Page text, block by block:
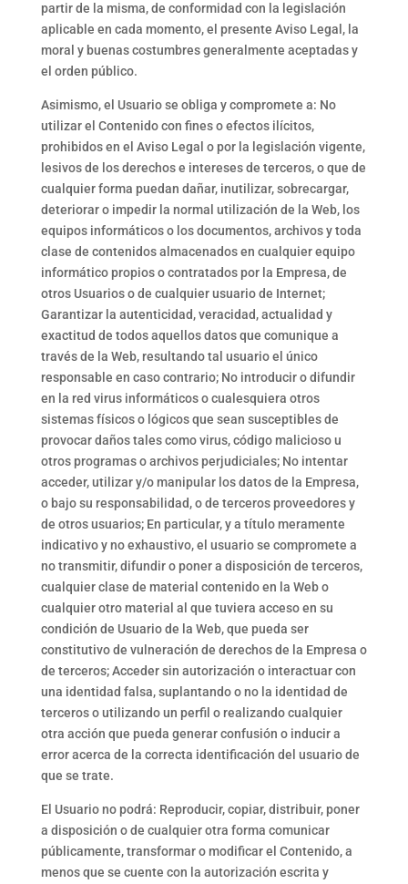
partir de la misma, de conformidad con la legislación
aplicable en cada momento, el presente Aviso Legal, la
moral y buenas costumbres generalmente aceptadas y
el orden público.
Asimismo, el Usuario se obliga y compromete a: No
utilizar el Contenido con fines o efectos ilícitos,
prohibidos en el Aviso Legal o por la legislación vigente,
lesivos de los derechos e intereses de terceros, o que de
cualquier forma puedan dañar, inutilizar, sobrecargar,
deteriorar o impedir la normal utilización de la Web, los
equipos informáticos o los documentos, archivos y toda
clase de contenidos almacenados en cualquier equipo
informático propios o contratados por la Empresa, de
otros Usuarios o de cualquier usuario de Internet;
Garantizar la autenticidad, veracidad, actualidad y
exactitud de todos aquellos datos que comunique a
través de la Web, resultando tal usuario el único
responsable en caso contrario; No introducir o difundir
en la red virus informáticos o cualesquiera otros
sistemas físicos o lógicos que sean susceptibles de
provocar daños tales como virus, código malicioso u
otros programas o archivos perjudiciales; No intentar
acceder, utilizar y/o manipular los datos de la Empresa,
o bajo su responsabilidad, o de terceros proveedores y
de otros usuarios; En particular, y a título meramente
indicativo y no exhaustivo, el usuario se compromete a
no transmitir, difundir o poner a disposición de terceros,
cualquier clase de material contenido en la Web o
cualquier otro material al que tuviera acceso en su
condición de Usuario de la Web, que pueda ser
constitutivo de vulneración de derechos de la Empresa o
de terceros; Acceder sin autorización o interactuar con
una identidad falsa, suplantando o no la identidad de
terceros o utilizando un perfil o realizando cualquier
otra acción que pueda generar confusión o inducir a
error acerca de la correcta identificación del usuario de
que se trate.
El Usuario no podrá: Reproducir, copiar, distribuir, poner
a disposición o de cualquier otra forma comunicar
públicamente, transformar o modificar el Contenido, a
menos que se cuente con la autorización escrita y